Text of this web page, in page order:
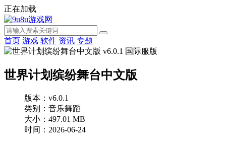
正在加载
首页 游戏 软件 资讯 专题
世界计划缤纷舞台中文版
版本：v6.0.1
类别：音乐舞蹈
大小：497.01 MB
时间：2026-06-24